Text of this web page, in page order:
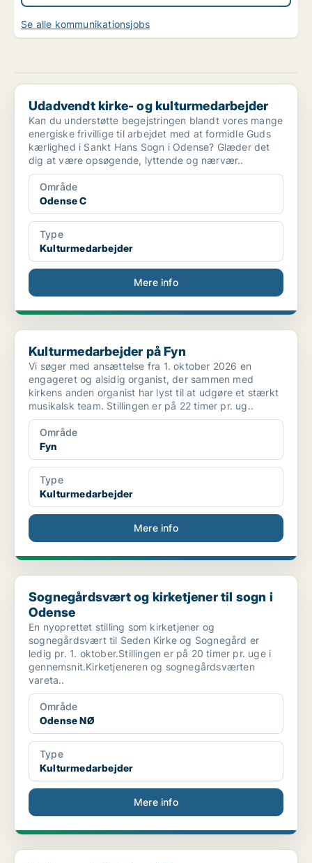
Se alle kommunikationsjobs
Udadvendt kirke- og kulturmedarbejder
Udadvendt kirke- og kulturmedarbejder
Kan du understøtte begejstringen blandt vores mange
energiske frivillige til arbejdet med at formidle Guds
kærlighed i Sankt Hans Sogn i Odense? Glæder det
dig at være opsøgende, lyttende og nærvær..
Område
Odense C
Type
Kulturmedarbejder
Mere info
Kulturmedarbejder på Fyn
Kulturmedarbejder på Fyn
Vi søger med ansættelse fra 1. oktober 2026 en
engageret og alsidig organist, der sammen med
kirkens anden organist har lyst til at udgøre et stærkt
musikalsk team. Stillingen er på 22 timer pr. ug..
Område
Fyn
Type
Kulturmedarbejder
Mere info
Sognegårdsvært og kirketjener til sogn i Odense
Sognegårdsvært og kirketjener til sogn i
Odense
En nyoprettet stilling som kirketjener og
sognegårdsvært til Seden Kirke og Sognegård er
ledig pr. 1. oktober.Stillingen er på 20 timer pr. uge i
gennemsnit.Kirketjeneren og sognegårdsværten
vareta..
Område
Odense NØ
Type
Kulturmedarbejder
Mere info
Kulturmedarbejder på Fyn